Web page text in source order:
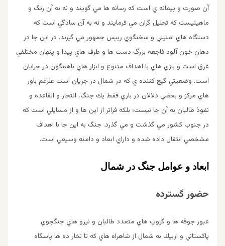
آن صورت و پيمانه ي است كه رسانه ها مي گويند و نه به آن رنگ و
ماهيتيست كه تحليل گران مي فرمايند و نه به آن سادگي است كه
دستگاه هاي امنيتي و سخنگوي رييس جمهور مي گيرند. در اين جا در
دهان خون آلود فاجعه بزرگ دست ها و طرف هاي پيدا و پنهان مختلفي
غرق است و بازي هاي با اهداف متنوع و ابزار هاي ناهمگون در جرايان
است. وضعيتي گيچ كننده ي كه در شمال در جريان است علرغم باور
هاي مركز و بعضي دلالان در باري فقط يك جنگ، انتحار و القاعده و
نفوذ طالبان به آن جا نيست؛ بلكه فراتر از اين ها و از مسايلي است كه
در جنوب كشور مي گذشت و مي گذرد. جنگ به اين جا با اهداف
مشخصي انتقال داده شده و داراي ابعاد و دامنه وسيعي است.
ابعاد و عوامل جنگ در شمال
حضور گسترده
عبور جوقه ها و گروپ هاي متعدد طالبان و نيرو هاي جنگجوي
پاكستاني و ازبيك به شمال از شاهراه هاي كه تا تخار ده ها پاسگاه